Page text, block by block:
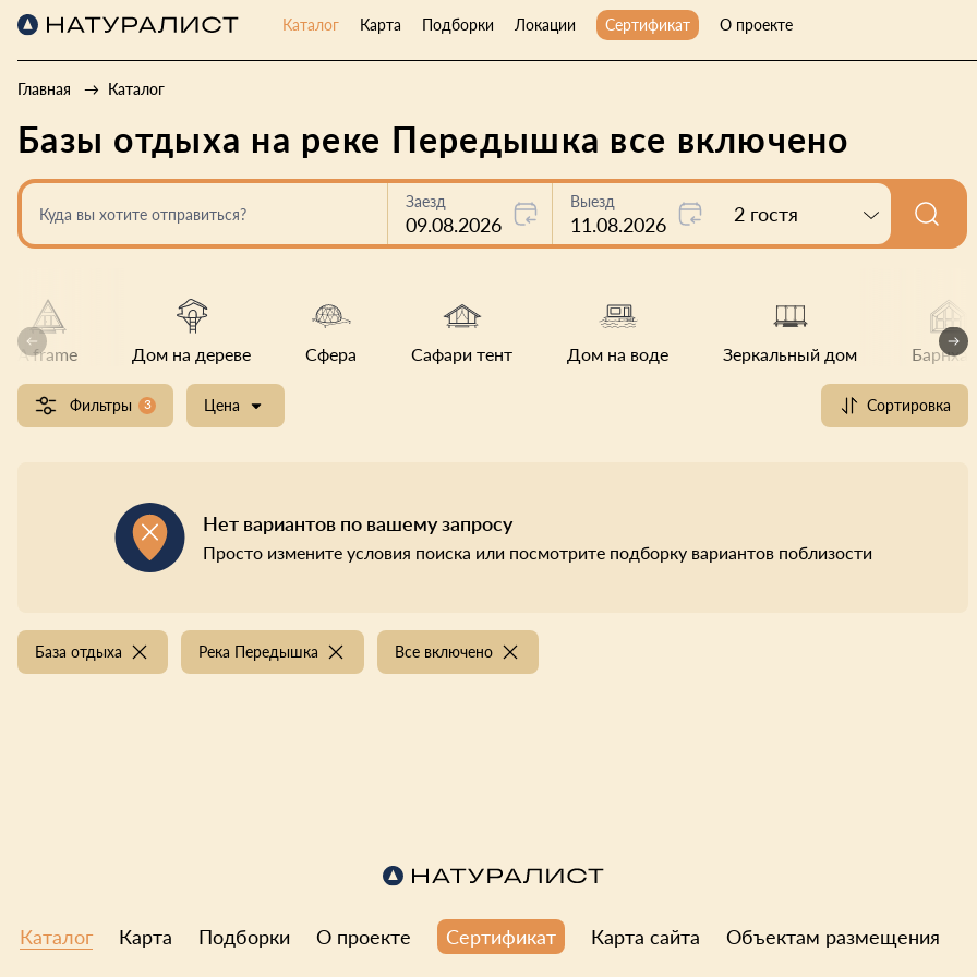
Каталог Карта Подборки Локации Сертификат О проекте
Главная Каталог
Базы отдыха на реке Передышка все включено
Куда вы хотите отправиться?
Заезд
09.08.2026
Выезд
11.08.2026 2 гостя
A frame Дом на дереве Сфера Сафари тент Дом на воде Зеркальный дом Барнхауз
Фильтры 3 Цена Сортировка
Нет вариантов по вашему запросу
Просто измените условия поиска или посмотрите подборку вариантов поблизости
База отдыха Река Передышка Все включено
Каталог Карта Подборки О проекте Сертификат Карта сайта Объектам размещения